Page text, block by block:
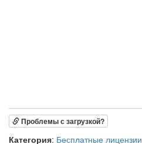
Проблемы с загрузкой?
Категория: Бесплатные лицензии